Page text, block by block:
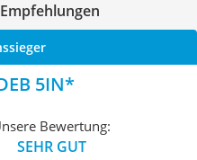
5IN
Bewertung:
SEHR GUT